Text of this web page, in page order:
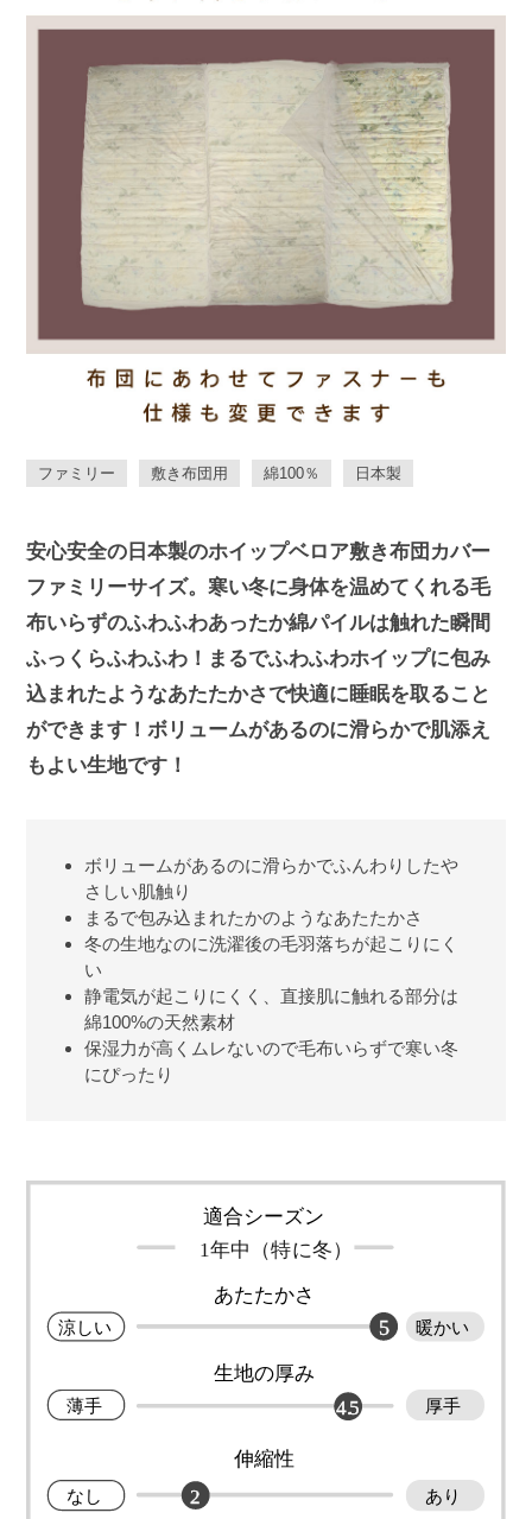
ファミリー 敷き布団用 綿100％ 日本製
安心安全の日本製のホイップベロア敷き布団カバー
ファミリーサイズ。寒い冬に身体を温めてくれる毛
布いらずのふわふわあったか綿パイルは触れた瞬間
ふっくらふわふわ！まるでふわふわホイップに包み
込まれたようなあたたかさで快適に睡眠を取ること
ができます！ボリュームがあるのに滑らかで肌添え
もよい生地です！
ボリュームがあるのに滑らかでふんわりしたや
さしい肌触り
まるで包み込まれたかのようなあたたかさ
冬の生地なのに洗濯後の毛羽落ちが起こりにく
い
静電気が起こりにくく、直接肌に触れる部分は
綿100%の天然素材
保湿力が高くムレないので毛布いらずで寒い冬
にぴったり